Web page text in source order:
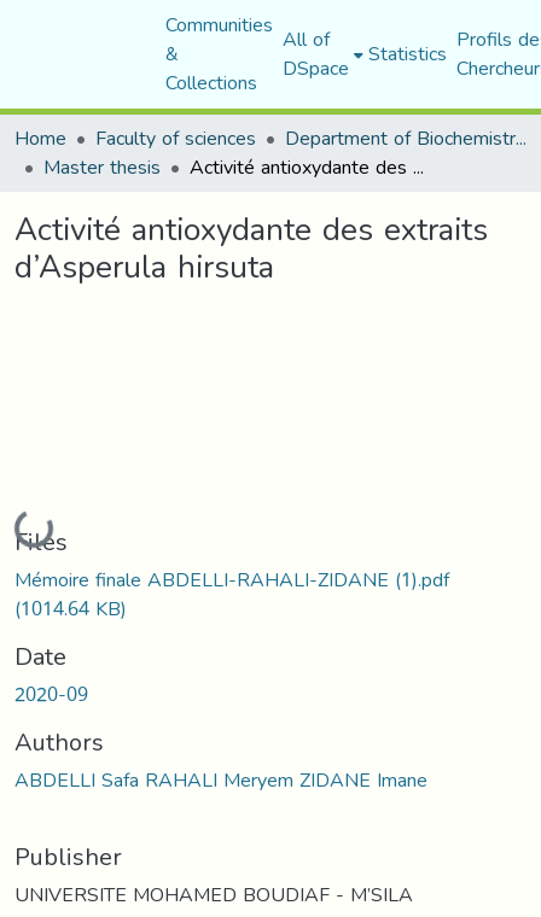
Communities
&
Collections
All of
DSpace Statistics Profils
Home
Faculty of sciences Department of Biochemistry and Microbiology
Master thesis Activité antioxydante des extraits d’Asperula hirsuta
Activité antioxydante des extraits
d’Asperula hirsuta
Loading...
Files
Mémoire finale ABDELLI-RAHALI-ZIDANE (1).pdf
(1014.64 KB)
Date
2020-09
Authors
ABDELLI Safa RAHALI Meryem ZIDANE Imane
Publisher
UNIVERSITE MOHAMED BOUDIAF - M’SILA